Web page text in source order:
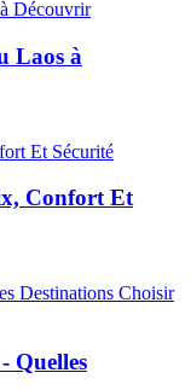
Laos à
Confort Et
Quelles